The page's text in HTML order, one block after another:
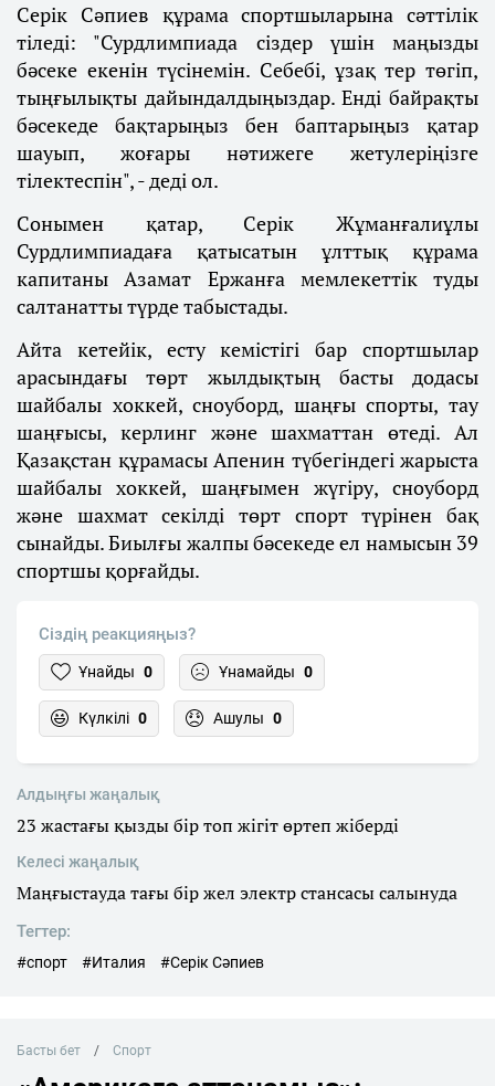
Серік Сәпиев құрама спортшыларына сәттілік
тіледі: "Сурдлимпиада сіздер үшін маңызды
бәсеке екенін түсінемін. Себебі, ұзақ тер төгіп,
тыңғылықты дайындалдыңыздар. Енді байрақты
бәсекеде бақтарыңыз бен баптарыңыз қатар
шауып, жоғары нәтижеге жетулеріңізге
тілектеспін", - деді ол.
Сонымен қатар, Серік Жұманғалиұлы
Сурдлимпиадаға қатысатын ұлттық құрама
капитаны Азамат Ержанға мемлекеттік туды
салтанатты түрде табыстады.
Айта кетейік, есту кемістігі бар спортшылар
арасындағы төрт жылдықтың басты додасы
шайбалы хоккей, сноуборд, шаңғы спорты, тау
шаңғысы, керлинг және шахматтан өтеді. Ал
Қазақстан құрамасы Апенин түбегіндегі жарыста
шайбалы хоккей, шаңғымен жүгіру, сноуборд
және шахмат секілді төрт спорт түрінен бақ
сынайды. Биылғы жалпы бәсекеде ел намысын 39
спортшы қорғайды.
Сіздің реакцияңыз?
Ұнайды 0 Ұнамайды 0
Күлкілі 0 Ашулы 0
Алдыңғы жаңалық
23 жастағы қызды бір топ жігіт өртеп жіберді
Келесі жаңалық
Маңғыстауда тағы бір жел электр стансасы салынуда
Тегтер:
#спорт #Италия #Серік Сәпиев
Басты бет Спорт